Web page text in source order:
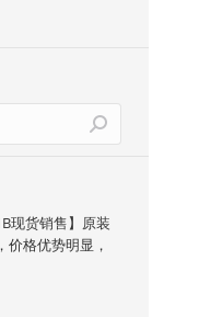
现货销售】原装
价格优势明显，